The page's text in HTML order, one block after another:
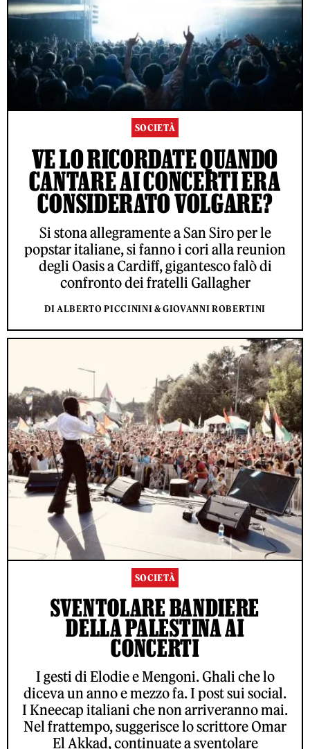
SOCIETÀ
VE LO RICORDATE QUANDO
CANTARE AI CONCERTI ERA
CONSIDERATO VOLGARE?
Si stona allegramente a San Siro per le
popstar italiane, si fanno i cori alla reunion
degli Oasis a Cardiff, gigantesco falò di
confronto dei fratelli Gallagher
DI ALBERTO PICCININI & GIOVANNI ROBERTINI
SOCIETÀ
SVENTOLARE BANDIERE
DELLA PALESTINA AI
CONCERTI
I gesti di Elodie e Mengoni. Ghali che lo
diceva un anno e mezzo fa. I post sui social.
I Kneecap italiani che non arriveranno mai.
Nel frattempo, suggerisce lo scrittore Omar
El Akkad, continuate a sventolare